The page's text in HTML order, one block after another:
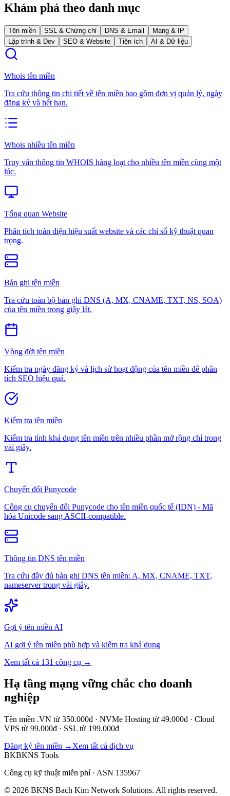
Khám phá theo danh mục
Tên miền SSL & Chứng chỉ DNS & Email
Mạng & IP
Lập trình & Dev
SEO & Website Tiện ích AI & Dữ liệu
Whois tên miền
Tra cứu thông tin chi tiết về tên miền bao gồm đơn vị quản lý, ngày
đăng ký và hết hạn.
Whois nhiều tên miền
Truy vấn thông tin WHOIS hàng loạt cho nhiều tên miền cùng một
lúc.
Tổng quan Website
Phân tích toàn diện hiệu suất website và các chỉ số kỹ thuật quan
trọng.
Bản ghi tên miền
Tra cứu toàn bộ bản ghi DNS (A, MX, CNAME, TXT, NS, SOA)
của tên miền trong giây lát.
Vòng đời tên miền
Kiểm tra ngày đăng ký và lịch sử hoạt động của tên miền để phân
tích SEO hiệu quả.
Kiểm tra tên miền
Kiểm tra tính khả dụng tên miền trên nhiều phần mở rộng chỉ trong
vài giây.
Chuyển đổi Punycode
Công cụ chuyển đổi Punycode cho tên miền quốc tế (IDN) - Mã
hóa Unicode sang ASCII-compatible.
Thông tin DNS tên miền
Tra cứu đầy đủ bản ghi DNS tên miền: A, MX, CNAME, TXT,
nameserver trong vài giây.
Gợi ý tên miền AI
AI gợi ý tên miền phù hợp và kiểm tra khả dụng
Xem tất cả 131 công cụ →
Hạ tầng mạng vững chắc cho doanh
nghiệp
Tên miền .VN từ 350.000đ · NVMe Hosting từ 49.000đ · Cloud
VPS từ 99.000đ · SSL từ 199.000đ
Đăng ký tên miền → Xem tất cả dịch vụ
BKBKNS Tools
Công cụ kỹ thuật miễn phí · ASN 135967
© 2026 BKNS Bach Kim Network Solutions. All rights reserved.